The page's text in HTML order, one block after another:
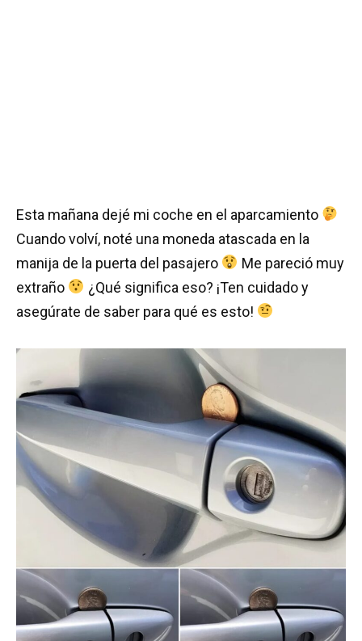
Esta mañana dejé mi coche en el aparcamiento
Cuando volví, noté una moneda atascada en la
manija de la puerta del pasajero
Me pareció muy
extraño
¿Qué significa eso? ¡Ten cuidado y
asegúrate de saber para qué es esto!